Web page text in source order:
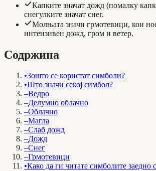
Капките значат дожд (помалку
снегулките значат снег.
Молњата значи грмотевици, кои
интензивен дожд, гром и ветер.
Содржина
•Зошто се користат симболи?
•Што значи секој симбол?
–Ведро
–Делумно облачно
–Облачно
–Магла
–Слаб дожд
–Дожд
–Снег
–Грмотевици
•Како да ги читате симболите заедно